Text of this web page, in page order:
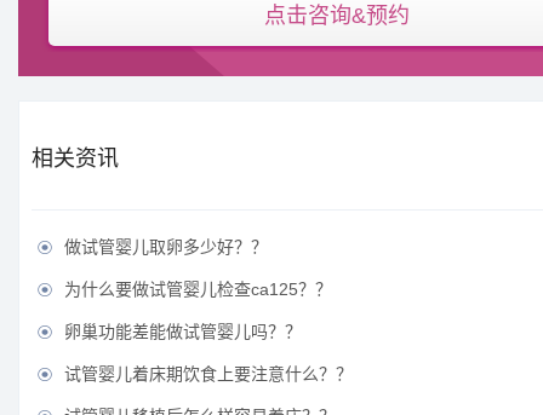
点击咨询&预约
相关资讯
 做试管婴儿取卵多少好？？
 为什么要做试管婴儿检查ca125？？
 卵巢功能差能做试管婴儿吗？？
 试管婴儿着床期饮食上要注意什么？？